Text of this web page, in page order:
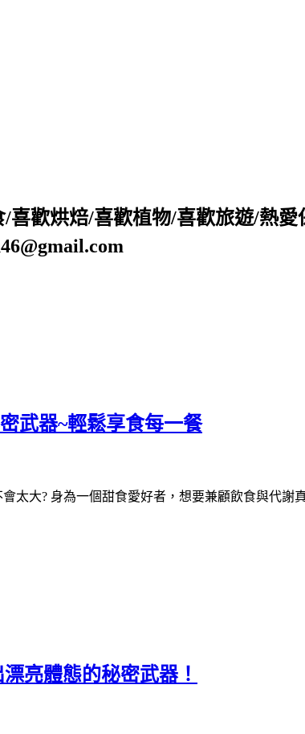
歡烘焙/喜歡植物/喜歡旅遊/熱
武器~輕鬆享食每一餐
太大? 身為一個甜食愛好者，想要兼顧飲食與代謝
亮體態的秘密武器！